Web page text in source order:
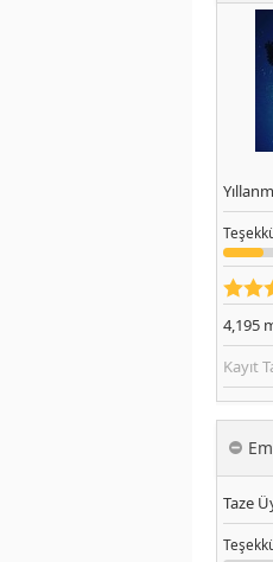
4,195
Kayıt
Taze